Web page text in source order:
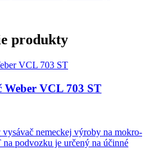
produkty
Weber VCL 703 ST
nemeckej výroby na mokro-
podvozku je určený na účinné